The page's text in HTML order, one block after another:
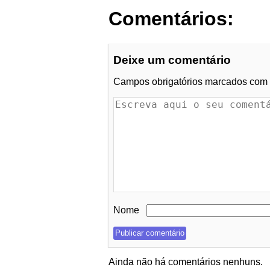
Comentários:
Deixe um comentário
Campos obrigatórios marcados com
Nome
Ainda não há comentários nenhuns.